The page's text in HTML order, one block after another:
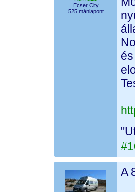
Ecser City
525 mániapont
A